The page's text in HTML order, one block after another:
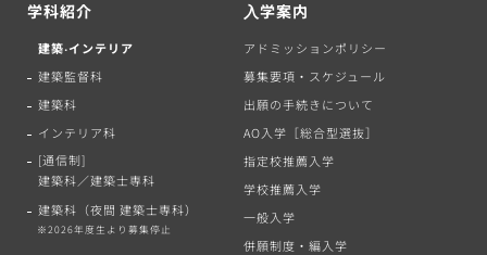
学科紹介
建築‧インテリア
建築監督科
建築科
インテリア科
[通信制]
建築科／建築士専科
建築科（夜間 建築士専科）
※2026年度生より募集停止
⼊学案内
アドミッションポリシー
募集要項・スケジュール
出願の手続きについて
AO入学［総合型選抜］
指定校推薦入学
学校推薦入学
一般入学
併願制度・編入学